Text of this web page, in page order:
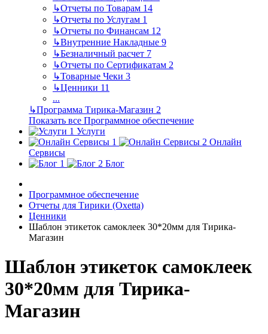
↳Отчеты по Товарам 14
↳Отчеты по Услугам 1
↳Отчеты по Финансам 12
↳Внутренние Накладные 9
↳Безналичный расчет 7
↳Отчеты по Сертификатам 2
↳Товарные Чеки 3
↳Ценники 11
...
↳Программа Тирика-Магазин 2
Показать все Программное обеспечение
Услуги
Онлайн
Сервисы
Блог
Программное обеспечение
Отчеты для Тирики (Oxetta)
Ценники
Шаблон этикеток самоклеек 30*20мм для Тирика-
Магазин
Шаблон этикеток самоклеек
30*20мм для Тирика-
Магазин